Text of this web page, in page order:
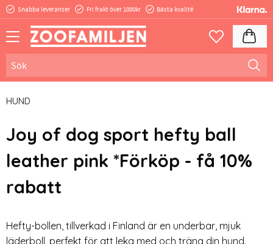
Snabba leveranser Fri frakt över 1000kr Bästa kvalité
Favoriter
HUND
Joy of dog sport hefty ball
leather pink *Förköp - få 10%
rabatt
Hefty-bollen, tillverkad i Finland är en underbar, mjuk
läderboll, perfekt för att leka med och träna din hund.